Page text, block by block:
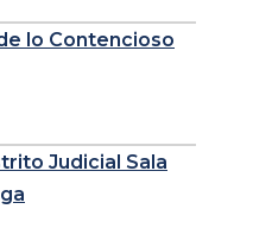
lo Contencioso
Judicial Sala